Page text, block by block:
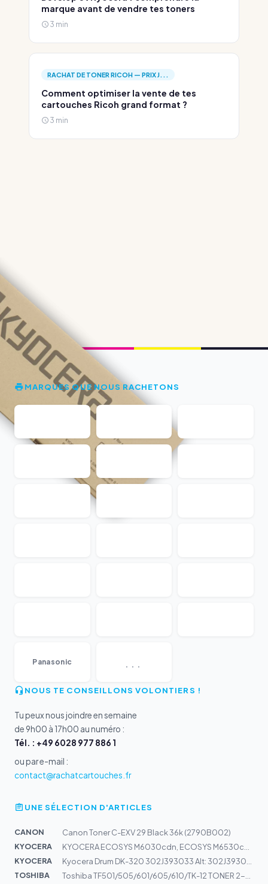
marque avant de vendre tes toners
3 min
RACHAT DE TONER RICOH — PRIX J...
Comment optimiser la vente de tes
cartouches Ricoh grand format ?
3 min
MARQUES QUE NOUS RACHETONS
Panasonic ...
NOUS TE CONSEILLONS VOLONTIERS !
Tu peux nous joindre en semaine
de 9h00 à 17h00 au numéro :
Tél. : +49 6028 977 886 1
ou par e-mail :
contact@rachatcartouches.fr
UNE SÉLECTION D'ARTICLES
CANON
Canon Toner C-EXV 29 Black 36k (2790B002)
KYOCERA
KYOCERA
TOSHIBA